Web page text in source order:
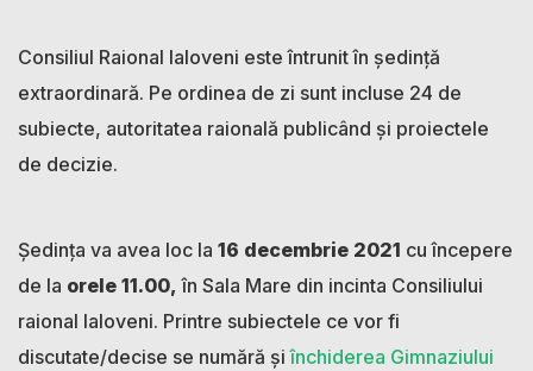
Consiliul Raional Ialoveni este întrunit în ședință
extraordinară. Pe ordinea de zi sunt incluse 24 de
subiecte, autoritatea raională publicând și proiectele
de decizie.
Ședința va avea loc la 16 decembrie 2021 cu începere
de la orele 11.00, în Sala Mare din incinta Consiliului
raional Ialoveni. Printre subiectele ce vor fi
discutate/decise se numără șiînchiderea Gimnaziului